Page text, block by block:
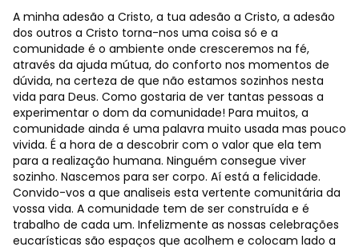
A minha adesão a Cristo, a tua adesão a Cristo, a adesão
dos outros a Cristo torna-nos uma coisa só e a
comunidade é o ambiente onde cresceremos na fé,
através da ajuda mútua, do conforto nos momentos de
dúvida, na certeza de que não estamos sozinhos nesta
vida para Deus. Como gostaria de ver tantas pessoas a
experimentar o dom da comunidade! Para muitos, a
comunidade ainda é uma palavra muito usada mas pouco
vivida. É a hora de a descobrir com o valor que ela tem
para a realização humana. Ninguém consegue viver
sozinho. Nascemos para ser corpo. Aí está a felicidade.
Convido-vos a que analiseis esta vertente comunitária da
vossa vida. A comunidade tem de ser construída e é
trabalho de cada um. Infelizmente as nossas celebrações
eucarísticas são espaços que acolhem e colocam lado a